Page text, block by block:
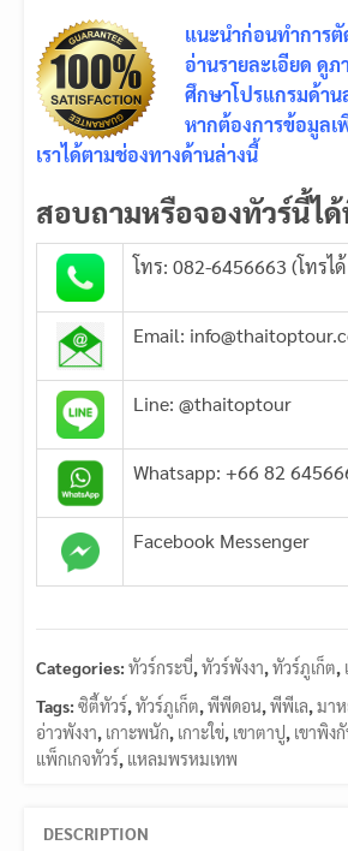
แนะนำก่อนทำการตั
อ่านรายละเอียด ดู
ศึกษาโปรแกรมด้า
หากต้องการข้อมูลเ
เราได้ตามช่องทางด้านล่างนี้
สอบถามหรือจองทัวร์นี้ไ
โทร: 082-6456663 (โทรไ
Email:
Line: @thaitoptour
Whatsapp: +66 82
Facebook Messenger
Categories: ทัวร์กระบี่,ทัวร์พังงา,ทัวร์ภูเก็ต,
Tags: ซิตี้ทัวร์,ทัวร์ภูเก็ต,พีพีดอน,พีพีเล,มา
อ่าวพังงา, เกาะพนัก, เกาะใข่, เขาตาปู, เขาพิง
แพ็กเกจทัวร์, แหลมพรหมเทพ
DESCRIPTION